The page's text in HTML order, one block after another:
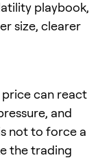
playbook,
size, clearer
price can react
and
not to force a
the trading